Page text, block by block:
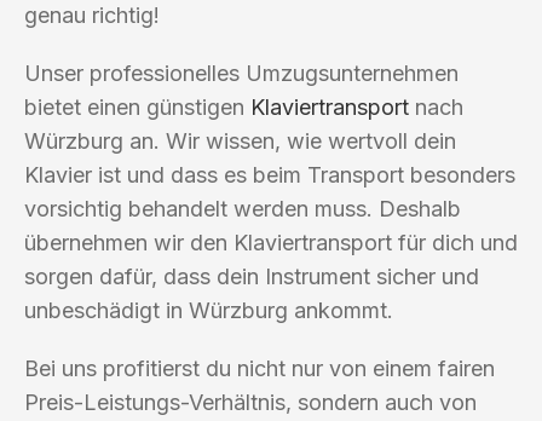
genau richtig!
Unser professionelles Umzugsunternehmen
bietet einen günstigen Klaviertransport nach
Würzburg an. Wir wissen, wie wertvoll dein
Klavier ist und dass es beim Transport besonders
vorsichtig behandelt werden muss. Deshalb
übernehmen wir den Klaviertransport für dich und
sorgen dafür, dass dein Instrument sicher und
unbeschädigt in Würzburg ankommt.
Bei uns profitierst du nicht nur von einem fairen
Preis-Leistungs-Verhältnis, sondern auch von